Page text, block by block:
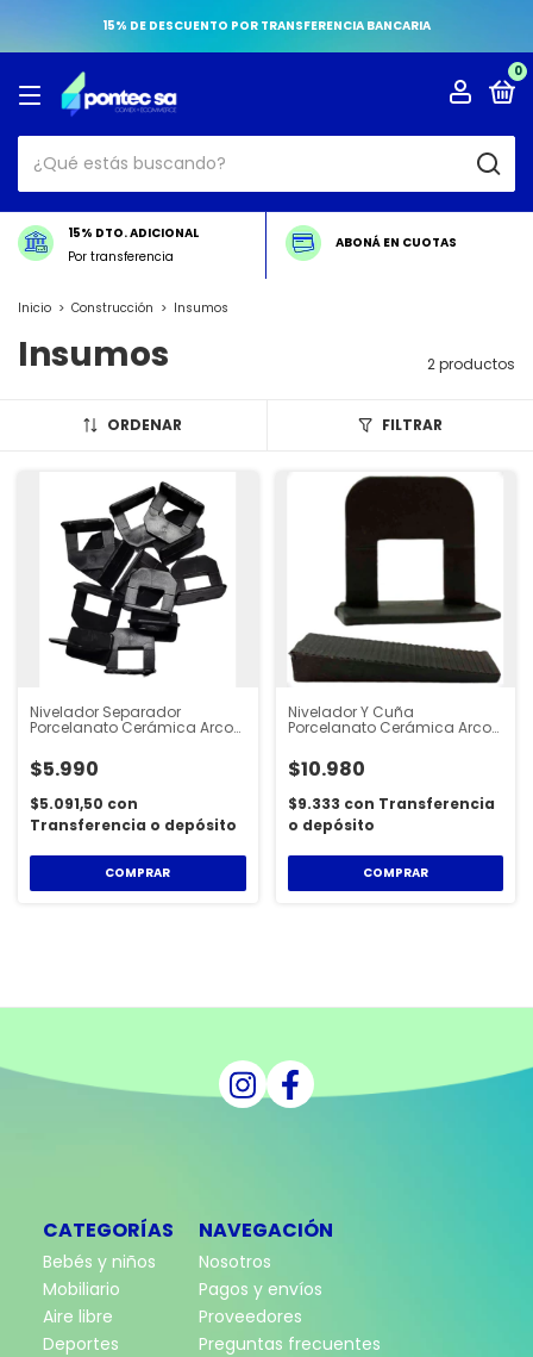
15% DE DESCUENTO POR TRANSFERENCIA BANCARIA
0
15% DTO. ADICIONAL
Por transferencia
ABONÁ EN CUOTAS
Inicio > Construcción > Insumos
Insumos 2 productos
ORDENAR FILTRAR
Nivelador Separador
Porcelanato Cerámica Arco
$5.990
$5.091,50 con
Transferencia o depósito
COMPRAR
Nivelador Y Cuña
Porcelanato Cerámica Arco
ARCO CUÑA
$10.980
$9.333 con Transferencia
o depósito
COMPRAR
CATEGORÍAS
Bebés y niños
Mobiliario
Aire libre
Deportes
NAVEGACIÓN
Nosotros
Pagos y envíos
Proveedores
Preguntas frecuentes